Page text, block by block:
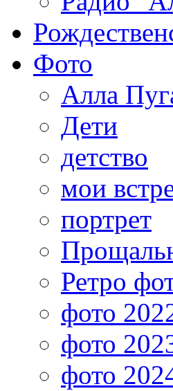
Фото
Алла
Дети
детство
мои
портрет
Ретро
фото
фото
фото